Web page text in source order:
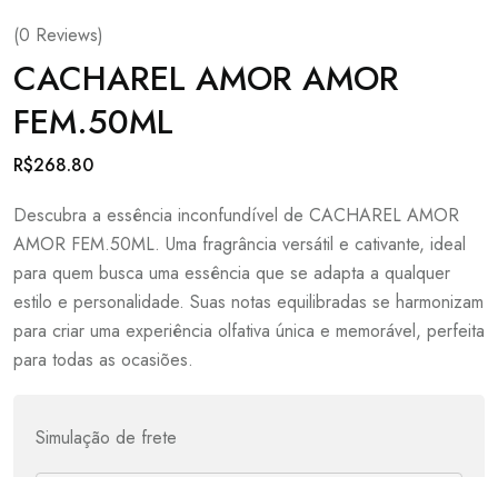
(0 Reviews)
CACHAREL AMOR AMOR
FEM.50ML
R$268.80
Descubra a essência inconfundível de CACHAREL AMOR
AMOR FEM.50ML. Uma fragrância versátil e cativante, ideal
para quem busca uma essência que se adapta a qualquer
estilo e personalidade. Suas notas equilibradas se harmonizam
para criar uma experiência olfativa única e memorável, perfeita
para todas as ocasiões.
Simulação de frete